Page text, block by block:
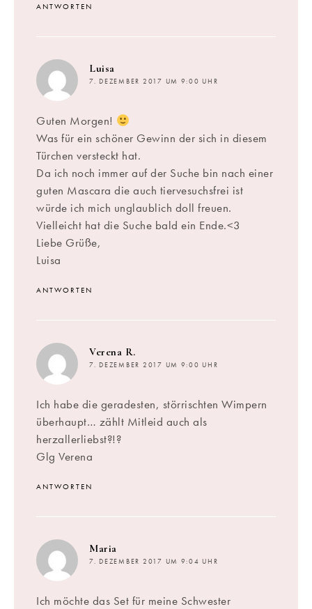
ANTWORTEN
Luisa
7. DEZEMBER 2017 UM 9:00 UHR
Guten Morgen!
Was für ein schöner Gewinn der sich in diesem
Türchen versteckt hat.
Da ich noch immer auf der Suche bin nach einer
guten Mascara die auch tiervesuchsfrei ist
würde ich mich unglaublich doll freuen.
Vielleicht hat die Suche bald ein Ende.<3
Liebe Grüße,
Luisa
ANTWORTEN
Verena R.
7. DEZEMBER 2017 UM 9:00 UHR
Ich habe die geradesten, störrischten Wimpern
überhaupt… zählt Mitleid auch als
herzallerliebst?!?
Glg Verena
ANTWORTEN
Maria
7. DEZEMBER 2017 UM 9:04 UHR
Ich möchte das Set für meine Schwester